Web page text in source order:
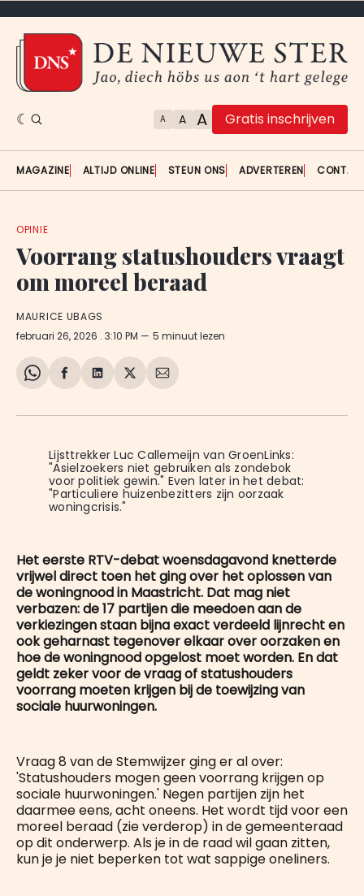
A A A Gratis inschrijven
MAGAZINE ALTIJD ONLINE STEUN ONS ADVERTEREN
OPINIE
Voorrang statushouders vraagt
om moreel beraad
MAURICE UBAGS
februari 26, 2026 . 3:10 PM 5 minuut lezen
Share
WhatsApp
Delen
Facebook
Delen
LinkedIn
Share
X
Deel
E-
Lijsttrekker Luc Callemeijn van GroenLinks:
"Asielzoekers niet gebruiken als zondebok
voor politiek gewin." Even later in het debat:
"Particuliere huizenbezitters zijn oorzaak
woningcrisis."
Het eerste RTV-debat woensdagavond knetterde
vrijwel direct toen het ging over het oplossen van
de woningnood in Maastricht. Dat mag niet
verbazen: de 17 partijen die meedoen aan de
verkiezingen staan bijna exact verdeeld lijnrecht en
ook geharnast tegenover elkaar over oorzaken en
hoe de woningnood opgelost moet worden. En dat
geldt zeker voor de vraag of statushouders
voorrang moeten krijgen bij de toewijzing van
sociale huurwoningen.
Vraag 8 van de Stemwijzer ging er al over:
'Statushouders mogen geen voorrang krijgen op
sociale huurwoningen.' Negen partijen zijn het
daarmee eens, acht oneens. Het wordt tijd voor een
moreel beraad (zie verderop) in de gemeenteraad
op dit onderwerp. Als je in de raad wil gaan zitten,
kun je je niet beperken tot wat sappige oneliners.